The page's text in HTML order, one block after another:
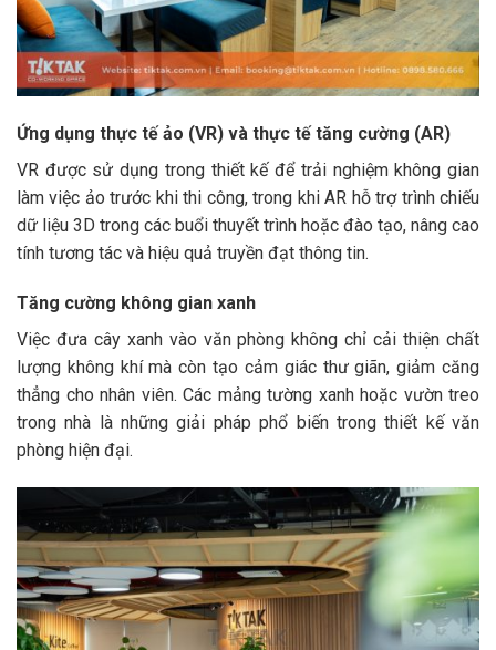
Ứng dụng thực tế ảo (VR) và thực tế tăng cường (AR)
VR được sử dụng trong thiết kế để trải nghiệm không gian
làm việc ảo trước khi thi công, trong khi AR hỗ trợ trình chiếu
dữ liệu 3D trong các buổi thuyết trình hoặc đào tạo, nâng cao
tính tương tác và hiệu quả truyền đạt thông tin.​
Tăng cường không gian xanh
Việc đưa cây xanh vào văn phòng không chỉ cải thiện chất
lượng không khí mà còn tạo cảm giác thư giãn, giảm căng
thẳng cho nhân viên. Các mảng tường xanh hoặc vườn treo
trong nhà là những giải pháp phổ biến trong thiết kế văn
phòng hiện đại.